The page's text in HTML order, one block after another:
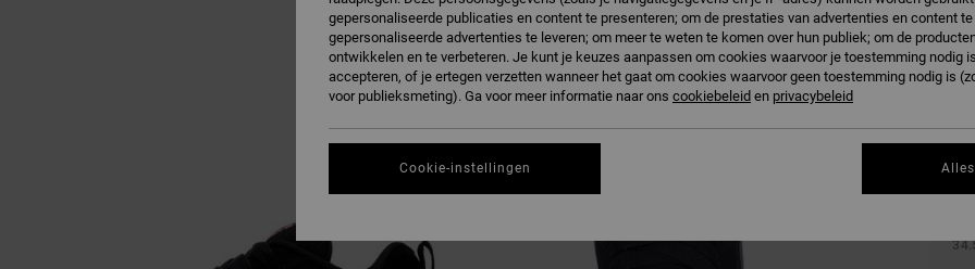
gepersonaliseerde publicaties en content te presenteren; om de prestaties van advertenties en content
gepersonaliseerde advertenties te leveren; om meer te weten te komen over hun publiek; om de
ontwikkelen en te verbeteren. Je kunt je keuzes aanpassen om cookies waarvoor je toestemming nodig
accepteren, of je ertegen verzetten wanneer het gaat om cookies waarvoor geen toestemming nodig is
voor publieksmeting). Ga voor meer informatie naar ons cookiebeleid en privacybeleid
Cookie-instellingen